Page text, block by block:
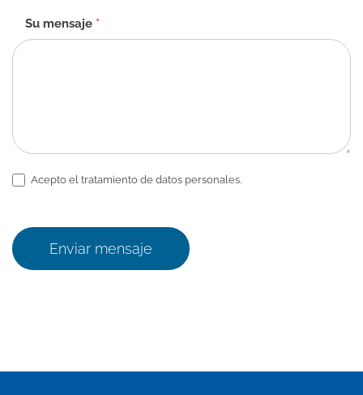
Su mensaje *
Acepto el tratamiento de datos personales.
Enviar mensaje